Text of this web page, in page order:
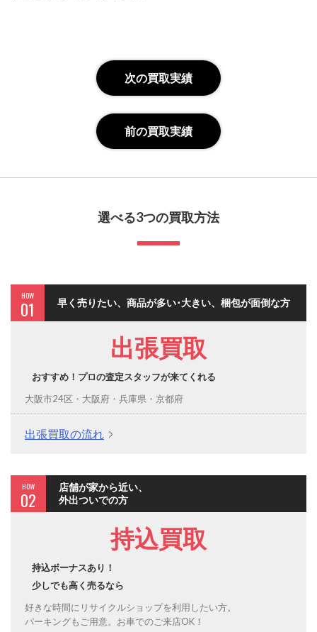
次の買取実績
前の買取実績
選べる3つの買取方法
HOW
01 早く売りたい、商品が多い･大きい、梱包が面倒な方
出張買取
おすすめ！プロの査定スタッフが来てくれる
大阪市24区・大阪府・兵庫県・京都府
出張買取の流れ
HOW
02
店舗が家から近い、
外出ついでの方
持込買取
持込ボーナスあり！
少しでも高く売るなら
好きな時間にリサイクルショップを利用したい方。
パーキングもご用意。お車でのご来店OK！